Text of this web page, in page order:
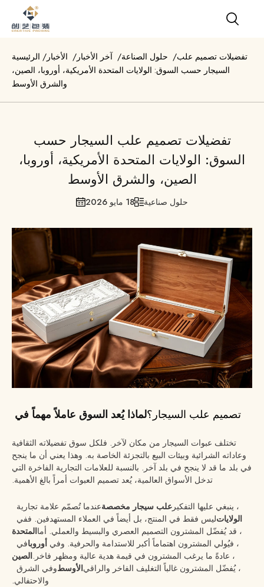
الرئيسية /الأخبار /آخر الأخبار /حلول الصناعة /تفضيلات تصميم علب
السيجار حسب السوق: الولايات المتحدة الأمريكية، أوروبا، الصين،
والشرق الأوسط
تفضيلات تصميم علب السيجار حسب
السوق: الولايات المتحدة الأمريكية، أوروبا،
الصين، والشرق الأوسط
18 مايو 2026 حلول صناعية
لماذا يُعد السوق عاملاً مهماً فيتصميم علب السيجار؟
تختلف عبوات السيجار من مكان لآخر. فلكل سوق تفضيلاته الثقافية
وعاداته الشرائية وبيئات البيع بالتجزئة الخاصة به. وهذا يعني أن ما ينجح
في بلد ما قد لا ينجح في بلد آخر. بالنسبة للعلامات التجارية الفاخرة التي
تدخل الأسواق العالمية، يُعد تصميم العبوات أمراً بالغ الأهمية.
عندما تُصمّم علامة تجاريةعلب سيجار مخصصة، ينبغي عليها التفكير
ليس فقط في المنتج، بل أيضاً في العملاء المستهدفين. ففيالولايات
المتحدة، قد يُفضّل المشترون التصميم العصري والبسيط والعملي. أما
فيأوروبا ، فيُولي المشترون اهتماماً أكبر للاستدامة والحرفية. وفي
الصين، عادةً ما يرغب المشترون في قيمة هدية عالية ومظهر فاخر.
وفي الشرقالأوسط، يُفضّل المشترون غالباً التغليف الفاخر والراقي
والاحتفالي.